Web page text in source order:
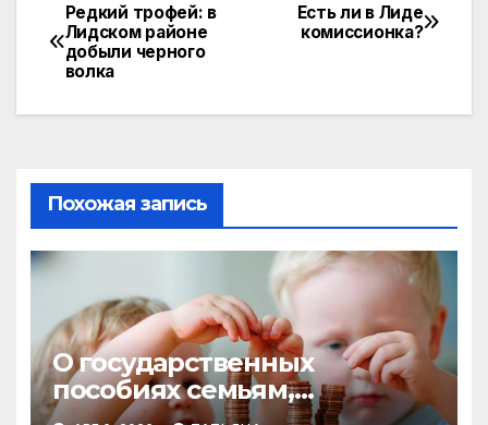
Есть ли в Лиде
комиссионка?
Редкий трофей: в
Лидском районе
добыли черного
волка
Похожая запись
О государственных
пособиях семьям,
воспитывающим детей